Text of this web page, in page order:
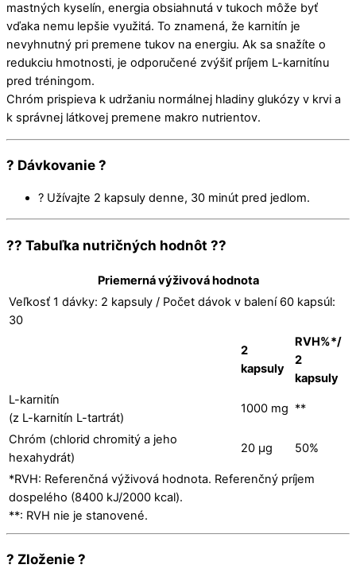
mastných kyselín, energia obsiahnutá v tukoch môže byť
vďaka nemu lepšie využitá. To znamená, že karnitín je
nevyhnutný pri premene tukov na energiu. Ak sa snažíte o
redukciu hmotnosti, je odporučené zvýšiť príjem L-karnitínu
pred tréningom.
Chróm prispieva k udržaniu normálnej hladiny glukózy v krvi a
k správnej látkovej premene makro nutrientov.
? Dávkovanie ?
? Užívajte 2 kapsuly denne, 30 minút pred jedlom.
?? Tabuľka nutričných hodnôt ??
Priemerná výživová hodnota
Veľkosť 1 dávky: 2 kapsuly / Počet dávok v balení 60 kapsúl:
30
2
kapsuly
RVH%*/
2
kapsuly
L-karnitín
(z L-karnitín L-tartrát)
1000 mg **
Chróm (chlorid chromitý a jeho
hexahydrát)
20 µg 50%
*RVH: Referenčná výživová hodnota. Referenčný príjem
dospelého (8400 kJ/2000 kcal).
**: RVH nie je stanovené.
? Zloženie ?